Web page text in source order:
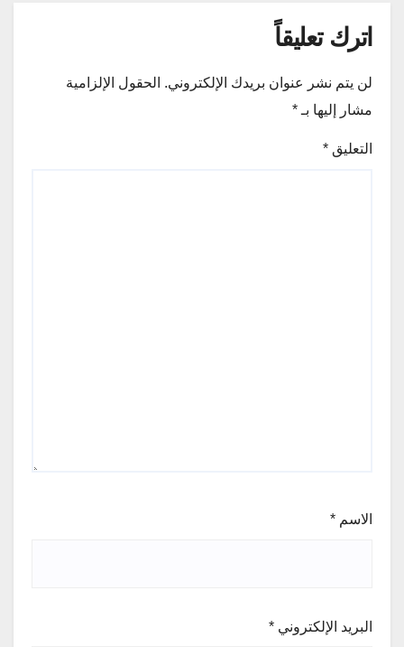
اترك تعليقاً
لن يتم نشر عنوان بريدك الإلكتروني. الحقول الإلزامية
مشار إليها بـ *
التعليق *
الاسم *
البريد الإلكتروني *